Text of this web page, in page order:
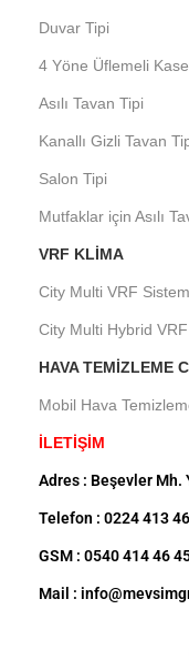
Duvar Tipi
4 Yöne Üflemeli
Asılı Tavan Tipi
Kanallı Gizli Tavan
Salon Tipi
Mutfaklar için Asılı
VRF KLIMA
City Multi VRF
City Multi Hybrid
HAVA TEMIZLEME
Mobil Hava
İLETİŞİM
Adres : Beşevler Mh.
Telefon : 0224 413
GSM : 0540 414 46
Mail :